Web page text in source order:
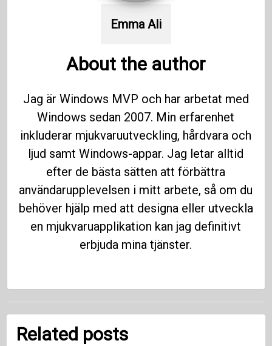
Emma Ali
About the author
Jag är Windows MVP och har arbetat med
Windows sedan 2007. Min erfarenhet
inkluderar mjukvaruutveckling, hårdvara och
ljud samt Windows-appar. Jag letar alltid
efter de bästa sätten att förbättra
användarupplevelsen i mitt arbete, så om du
behöver hjälp med att designa eller utveckla
en mjukvaruapplikation kan jag definitivt
erbjuda mina tjänster.
Related posts